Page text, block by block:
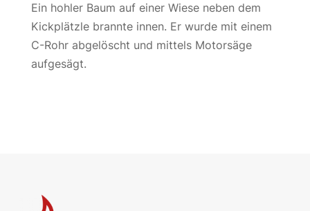
Ein hohler Baum auf einer Wiese neben dem
Kickplätzle brannte innen. Er wurde mit einem
C-Rohr abgelöscht und mittels Motorsäge
aufgesägt.